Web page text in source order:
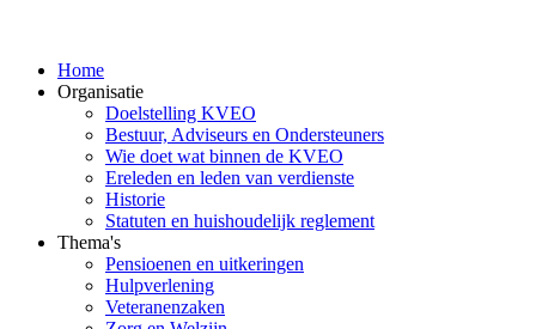
Home
Organisatie
Doelstelling KVEO
Bestuur, Adviseurs en Ondersteuners
Wie doet wat binnen de KVEO
Ereleden en leden van verdienste
Historie
Statuten en huishoudelijk reglement
Thema's
Pensioenen en uitkeringen
Hulpverlening
Veteranenzaken